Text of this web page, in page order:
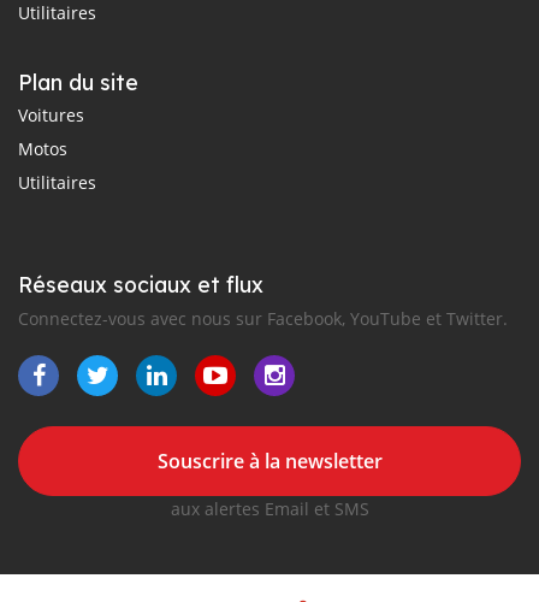
Utilitaires
Plan du site
Voitures
Motos
Utilitaires
Réseaux sociaux et flux
Connectez-vous avec nous sur Facebook, YouTube et Twitter.
Souscrire à la newsletter
aux alertes Email et SMS